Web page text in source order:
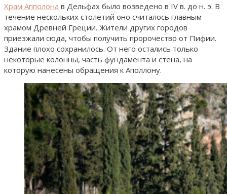
Храм Апполона в Дельфах было возведено в IV в. до н. э. В
течение нескольких столетий оно считалось главным
храмом Древней Греции. Жители других городов
приезжали сюда, чтобы получить пророчество от Пифии.
Здание плохо сохранилось. От него остались только
некоторые колонны, часть фундамента и стена, на
которую нанесены обращения к Аполлону.